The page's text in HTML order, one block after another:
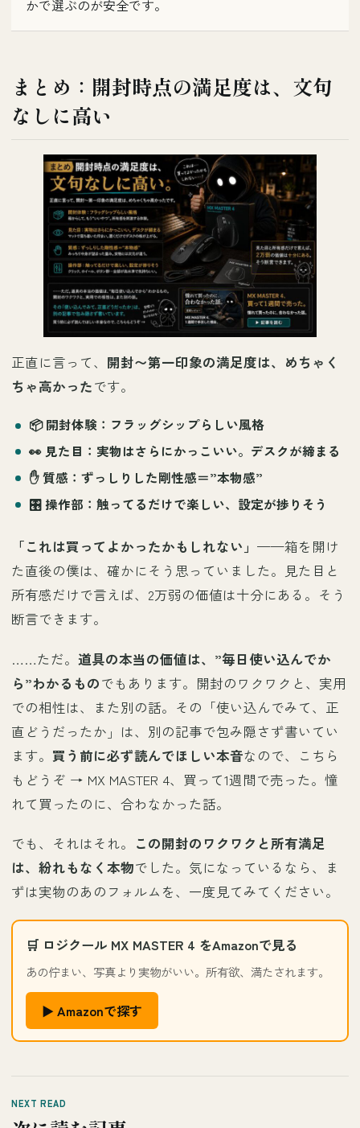
かで選ぶのが安全です。
まとめ：開封時点の満足度は、文句
なしに高い
正直に言って、 開封〜第一印象の満足度は、めちゃく
ちゃ高かったです。
📦開封体験 ：フラッグシップらしい風格
👀 見た目 ：実物はさらにかっこいい。デスクが締まる
✋質感 ：ずっしりした剛性感＝”本物感”
🎛️操作部 ：触ってるだけで楽しい、設定が捗りそう
「これは買ってよかったかもしれない」 ——箱を開け
た直後の僕は、確かにそう思っていました。見た目と
所有感だけで言えば、2万弱の価値は十分にある。そう
断言できます。
……ただ。 道具の本当の価値は、”毎日使い込んでか
ら”わかるものでもあります。開封のワクワクと、実用
での相性は、また別の話。その「使い込んでみて、正
直どうだったか」は、別の記事で包み隠さず書いてい
ます。 買う前に必ず読んでほしい本音なので、こちら
もどうぞ → MX MASTER 4、買って1週間で売った。憧
れて買ったのに、合わなかった話。
でも、それはそれ。 この開封のワクワクと所有満足
は、紛れもなく本物でした。気になっているなら、ま
ずは実物のあのフォルムを、一度見てみてください。
🛒 ロジクール MX MASTER 4 をAmazonで見る
あの佇まい、写真より実物がいい。所有欲、満たされます。
▶ Amazonで探す
NEXT READ